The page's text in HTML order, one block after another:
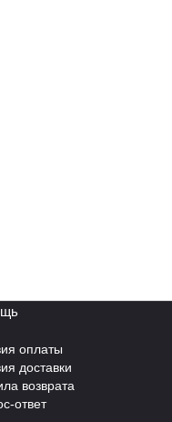
оплаты
доставки
возврата
ответ